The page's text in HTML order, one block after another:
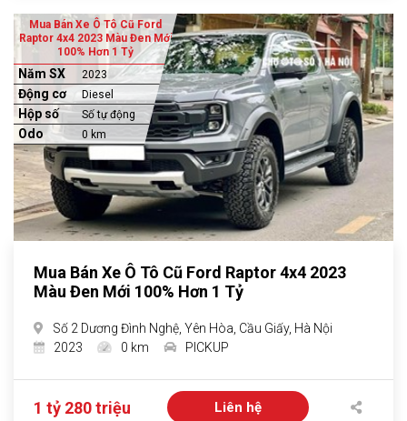
Mua Bán Xe Ô Tô Cũ Ford
Raptor 4x4 2023 Màu Đen Mới
100% Hơn 1 Tỷ
Năm SX 2023
Động cơ Diesel
Hộp số Số tự động
Odo 0 km
Mua Bán Xe Ô Tô Cũ Ford Raptor 4x4 2023
Màu Đen Mới 100% Hơn 1 Tỷ
Số 2 Dương Đình Nghệ, Yên Hòa, Cầu Giấy, Hà Nội
2023
0 km PICKUP
1 tỷ 280 triệu Liên hệ